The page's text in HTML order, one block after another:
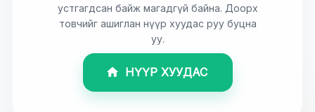
устгагдсан байж магадгүй байна. Доорх
товчийг ашиглан нүүр хуудас руу буцна
уу.
НҮҮР ХУУДАС